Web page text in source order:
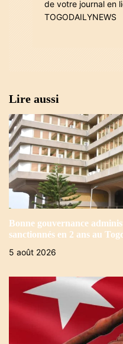
de votre journal en
TOGODAILYNEWS
Lire aussi
Bonne gouvernance
sanctionnés en 2 ans au
5 août 2026